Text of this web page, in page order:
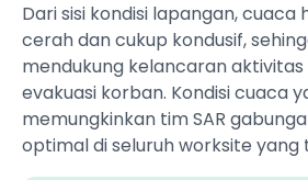
Dari sisi kondisi lapangan,
cerah dan cukup kondusif,
mendukung kelancaran
evakuasi korban. Kondisi cuaca
memungkinkan tim SAR
optimal di seluruh worksite yang